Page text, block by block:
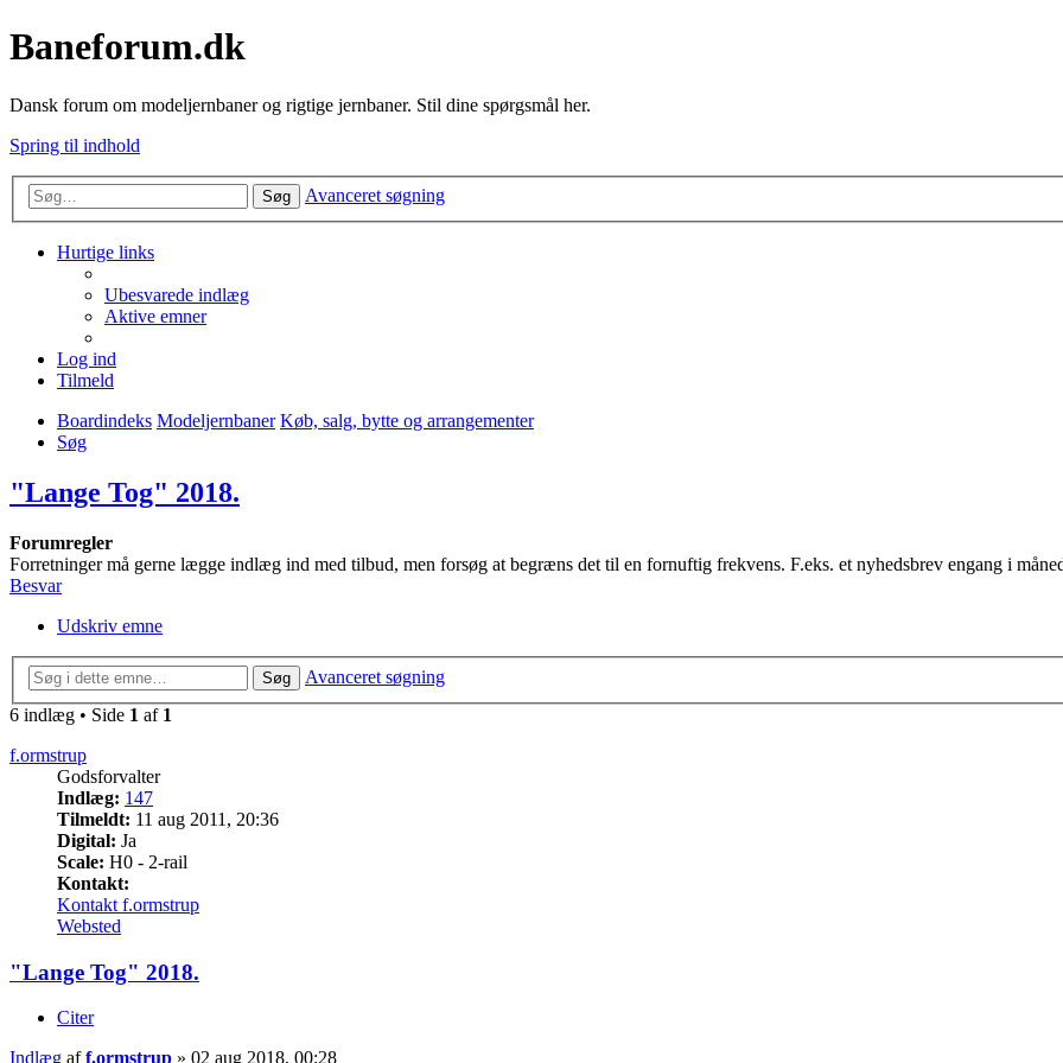
Baneforum.dk
Dansk forum om modeljernbaner og rigtige jernbaner. Stil dine spørgsmål her.
Spring til indhold
Søg Avanceret søgning
Hurtige links
Ubesvarede indlæg
Aktive emner
Log ind
Tilmeld
Boardindeks Modeljernbaner Køb, salg, bytte og arrangementer
Søg
"Lange Tog" 2018.
Forumregler
Forretninger må gerne lægge indlæg ind med tilbud, men forsøg at begræns det til en fornuftig frekvens. F.eks. et nyhedsbrev engang i
Besvar
Udskriv emne
Søg
Avanceret søgning
6 indlæg • Side 1 af 1
f.ormstrup
Godsforvalter
Indlæg: 147
Tilmeldt: 11 aug 2011, 20:36
Digital: Ja
Scale: H0 - 2-rail
Kontakt:
Kontakt f.ormstrup
Websted
"Lange Tog" 2018.
Citer
Indlæg aff.ormstrup » 02 aug 2018, 00:28